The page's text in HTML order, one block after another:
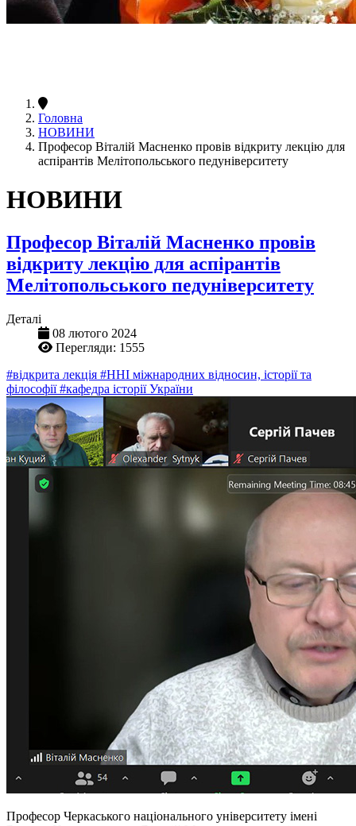
Головна
НОВИНИ
Професор Віталій Масненко провів відкриту лекцію для
аспірантів Мелітопольського педуніверситету
НОВИНИ
Професор Віталій Масненко провів
відкриту лекцію для аспірантів
Мелітопольського педуніверситету
Деталі
08 лютого 2024
Перегляди: 1555
#відкрита лекція #ННІ міжнародних відносин, історії та
філософії#кафедра історії України
Професор Черкаського національного університету імені